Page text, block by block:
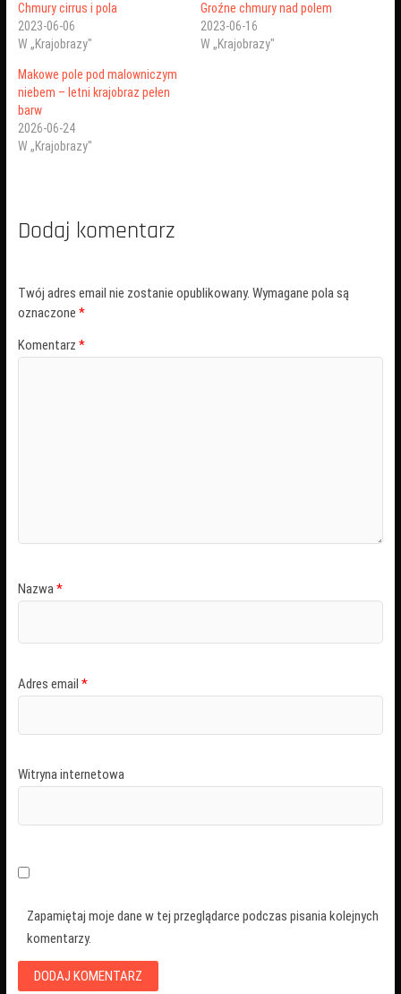
Chmury cirrus i pola
2023-06-06
W „Krajobrazy"
Groźne chmury nad polem
2023-06-16
W „Krajobrazy"
Makowe pole pod malowniczym
niebem – letni krajobraz pełen
barw
2026-06-24
W „Krajobrazy"
Dodaj komentarz
Twój adres email nie zostanie opublikowany. Wymagane pola są
oznaczone *
Komentarz *
Nazwa*
Adres email *
Witryna internetowa
Zapamiętaj moje dane w tej przeglądarce podczas pisania kolejnych
komentarzy.